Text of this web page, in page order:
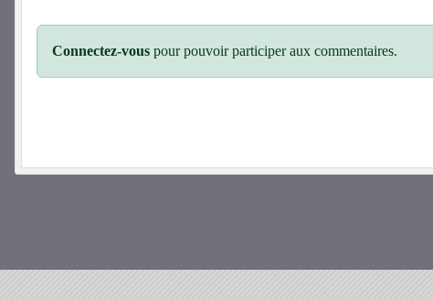
Connectez-vous pour pouvoir participer aux commentaires.